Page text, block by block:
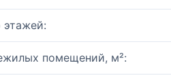
этажей:
помещений, м²: